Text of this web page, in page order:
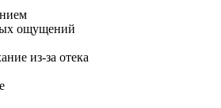
ощущений
из-за отека